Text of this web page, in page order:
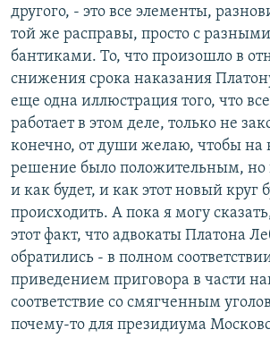
другого, - это все элементы,
той же расправы, просто с
бантиками. То, что произошло в
снижения срока наказания
еще одна иллюстрация того, что
работает в этом деле, только не
конечно, от души желаю, чтобы на
решение было положительным, но
и как будет, и как этот новый круг
происходить. А пока я могу
этот факт, что адвокаты Платона
обратились - в полном
приведением приговора в части
соответствие со смягченным
почему-то для президиума